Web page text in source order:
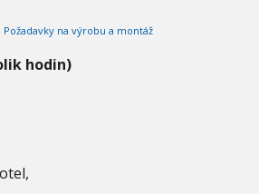
- Požadavky na výrobu a montáž
hodin)